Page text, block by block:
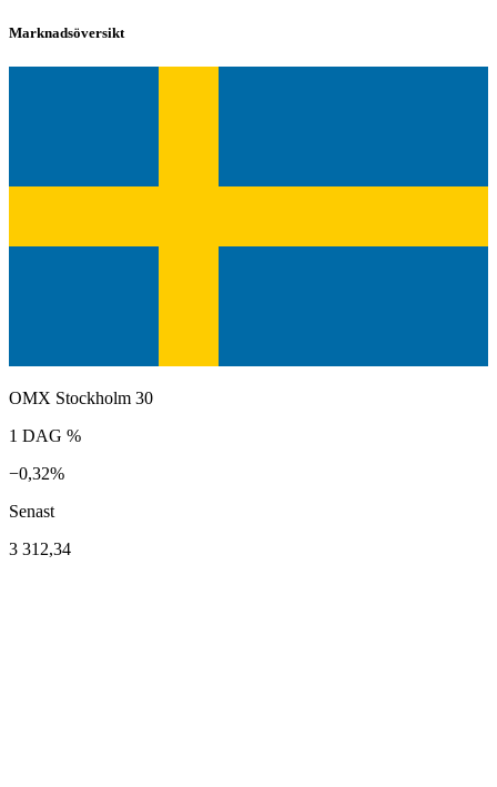
Marknadsöversikt
OMX Stockholm 30
1 DAG %
−0,32%
Senast
3 312,34